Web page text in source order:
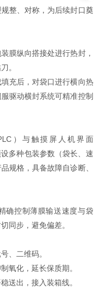
整、对称，为后续封口奠
纵向搭接处进行热封，
。
充后，对袋口进行横向热
驱动横封系统可精准控制
）与触摸屏人机界面
多种包装参数（袋长、速
规格，具备故障自诊断、
控制薄膜输送速度与袋
同步，避免偏差。
、二维码。
化，延长保质期。
出，接入装箱线。